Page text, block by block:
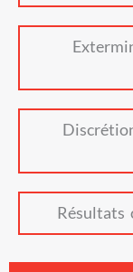
Résultats